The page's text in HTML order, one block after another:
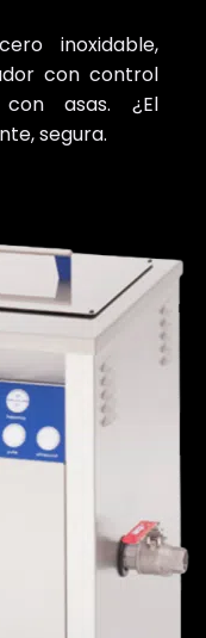
inoxidable,
con control
asas. ¿El
segura.